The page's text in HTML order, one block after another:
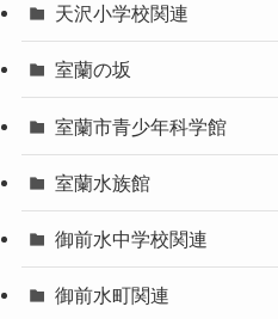
天沢小学校関連
室蘭の坂
室蘭市青少年科学館
室蘭水族館
御前水中学校関連
御前水町関連